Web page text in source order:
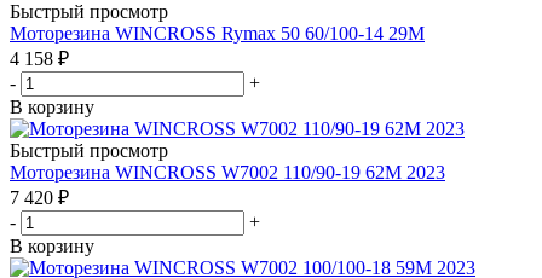
Быстрый просмотр
Моторезина WINCROSS Rymax 50 60/100-14 29M
4 158 ₽
-
+
В корзину
Быстрый просмотр
Моторезина WINCROSS W7002 110/90-19 62M 2023
7 420 ₽
-
+
В корзину